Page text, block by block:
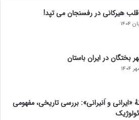
قلب هیرکانی در رفسنجان می تپد!
بختگان در ایران باستان
«ایرانی و اَنیرانی»: بررسی تاریخی، مفهومی